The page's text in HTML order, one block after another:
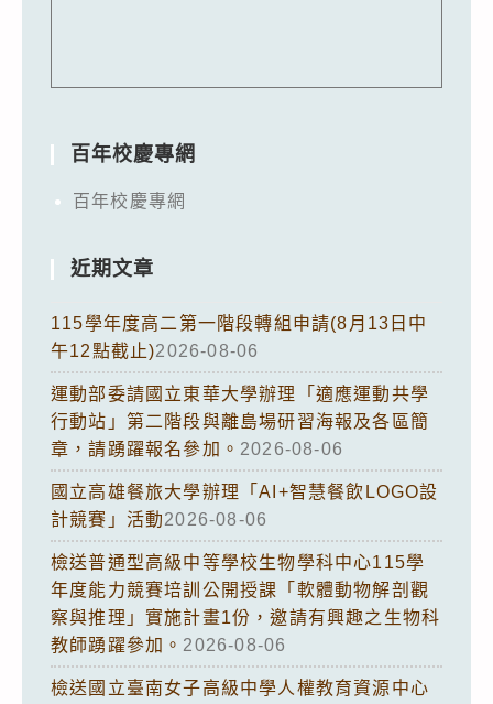
百年校慶專網
百年校慶專網
近期文章
115學年度高二第一階段轉組申請(8月13日中
午12點截止)2026-08-06
運動部委請國立東華大學辦理「適應運動共學
行動站」第二階段與離島場研習海報及各區簡
章，請踴躍報名參加。 2026-08-06
國立高雄餐旅大學辦理「AI+智慧餐飲LOGO設
計競賽」活動2026-08-06
檢送普通型高級中等學校生物學科中心115學
年度能力競賽培訓公開授課「軟體動物解剖觀
察與推理」實施計畫1份，邀請有興趣之生物科
教師踴躍參加。 2026-08-06
檢送國立臺南女子高級中學人權教育資源中心